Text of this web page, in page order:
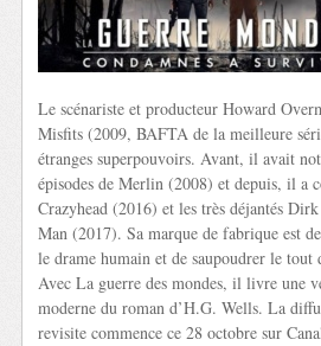
Le scénariste et producteur Howard
Misfits (2009, BAFTA de la meilleure
étranges superpouvoirs. Avant, il avait
épisodes de Merlin (2008) et depuis, il a
Crazyhead (2016) et les très déjantés
Man (2017). Sa marque de fabrique est
le drame humain et de saupoudrer le tout
Avec La guerre des mondes, il livre une
moderne du roman d’H.G. Wells. La
revisite commence ce 28 octobre sur